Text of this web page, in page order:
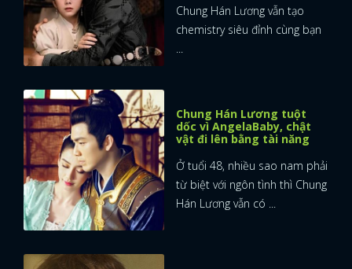
Chung Hán Lương vẫn tạo
chemistry siêu đỉnh cùng bạn
Chung Hán Lương tuột
dốc vì AngelaBaby, chật
vật đi lên bằng tài năng
Ở tuổi 48, nhiều sao nam phải
từ biệt với ngôn tình thì Chung
Hán Lương vẫn có ...